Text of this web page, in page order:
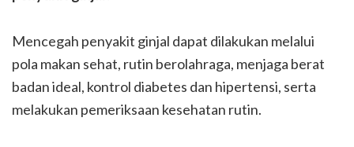
Mencegah penyakit ginjal dapat dilakukan melalui
pola makan sehat, rutin berolahraga, menjaga berat
badan ideal, kontrol diabetes dan hipertensi, serta
melakukan pemeriksaan kesehatan rutin.